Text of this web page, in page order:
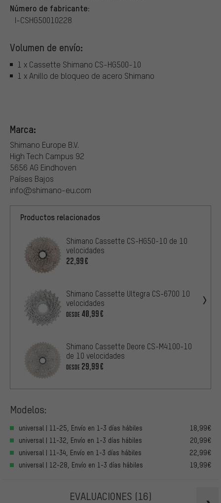
Número de fabricante:
I-CSHG50010228
Volumen de envío:
1 x Cassette Shimano CS-HG500-10
1 x Anillo de bloqueo de acero Shimano
Marca:
Shimano Europe B.V.
High Tech Campus 92
5656 AG Eindhoven
Países Bajos
info@shimano-eu.com
Productos relacionados
Shimano Cassette CS-HG50-10 de 10
velocidades
22,99€
Shimano Cassette Ultegra CS-6700 10
velocidades
DESDE 40,99€
Shimano Cassette Deore CS-M4100-10
de 10 velocidades
DESDE 29,99€
Modelos:
universal | 11-25, Envío en 1-3 días hábiles
18,99€
universal | 11-32, Envío en 1-3 días hábiles
20,99€
universal | 11-34, Envío en 1-3 días hábiles
22,99€
universal | 12-28, Envío en 1-3 días hábiles
19,99€
EVALUACIONES (16)